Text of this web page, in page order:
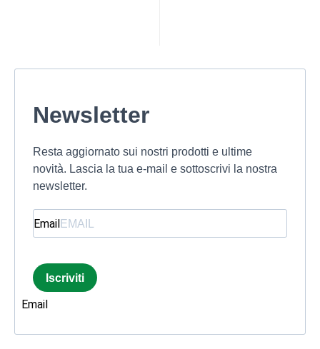
Newsletter
Resta aggiornato sui nostri prodotti e ultime
novità. Lascia la tua e-mail e sottoscrivi la nostra
newsletter.
Email
Iscriviti
Email